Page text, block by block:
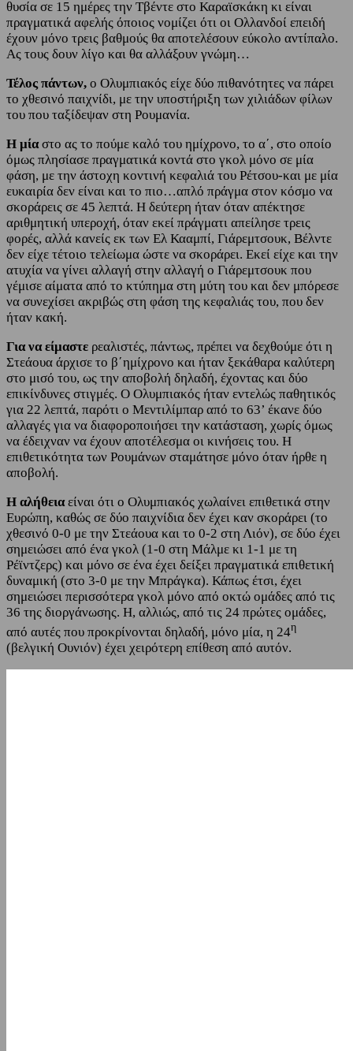
θυσία σε 15 ημέρες την Τβέντε στο Καραϊσκάκη κι είναι
πραγματικά αφελής όποιος νομίζει ότι οι Ολλανδοί επειδή
έχουν μόνο τρεις βαθμούς θα αποτελέσουν εύκολο αντίπαλο.
Ας τους δουν λίγο και θα αλλάξουν γνώμη…
Τέλος πάντων, ο Ολυμπιακός είχε δύο πιθανότητες να πάρει
το χθεσινό παιχνίδι, με την υποστήριξη των χιλιάδων φίλων
του που ταξίδεψαν στη Ρουμανία.
Η μίαστο ας το πούμε καλό του ημίχρονο, το α΄, στο οποίο
όμως πλησίασε πραγματικά κοντά στο γκολ μόνο σε μία
φάση, με την άστοχη κοντινή κεφαλιά του Ρέτσου-και με μία
ευκαιρία δεν είναι και το πιο…απλό πράγμα στον κόσμο να
σκοράρεις σε 45 λεπτά. Η δεύτερη ήταν όταν απέκτησε
αριθμητική υπεροχή, όταν εκεί πράγματι απείλησε τρεις
φορές, αλλά κανείς εκ των Ελ Κααμπί, Γιάρεμτσουκ, Βέλντε
δεν είχε τέτοιο τελείωμα ώστε να σκοράρει. Εκεί είχε και την
ατυχία να γίνει αλλαγή στην αλλαγή ο Γιάρεμτσουκ που
γέμισε αίματα από το κτύπημα στη μύτη του και δεν μπόρεσε
να συνεχίσει ακριβώς στη φάση της κεφαλιάς του, που δεν
ήταν κακή.
Για να είμαστε ρεαλιστές, πάντως, πρέπει να δεχθούμε ότι η
Στεάουα άρχισε το β΄ημίχρονο και ήταν ξεκάθαρα καλύτερη
στο μισό του, ως την αποβολή δηλαδή, έχοντας και δύο
επικίνδυνες στιγμές. Ο Ολυμπιακός ήταν εντελώς παθητικός
για 22 λεπτά, παρότι ο Μεντιλίμπαρ από το 63’ έκανε δύο
αλλαγές για να διαφοροποιήσει την κατάσταση, χωρίς όμως
να έδειχναν να έχουν αποτέλεσμα οι κινήσεις του. Η
επιθετικότητα των Ρουμάνων σταμάτησε μόνο όταν ήρθε η
αποβολή.
Η αλήθειαείναι ότι ο Ολυμπιακός χωλαίνει επιθετικά στην
Ευρώπη, καθώς σε δύο παιχνίδια δεν έχει καν σκοράρει (το
χθεσινό 0-0 με την Στεάουα και το 0-2 στη Λιόν), σε δύο έχει
σημειώσει από ένα γκολ (1-0 στη Μάλμε κι 1-1 με τη
Ρέϊντζερς) και μόνο σε ένα έχει δείξει πραγματικά επιθετική
δυναμική (στο 3-0 με την Μπράγκα). Κάπως έτσι, έχει
σημειώσει περισσότερα γκολ μόνο από οκτώ ομάδες από τις
36 της διοργάνωσης. Η, αλλιώς, από τις 24 πρώτες ομάδες,
από αυτές που προκρίνονται δηλαδή, μόνο μία, η 24η
(βελγική Ουνιόν) έχει χειρότερη επίθεση από αυτόν.